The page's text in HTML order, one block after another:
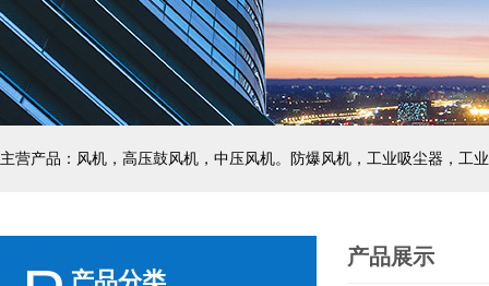
主营产品：风机，高压鼓风机，中压风机。防爆风机，工业吸尘器，工
产品展示